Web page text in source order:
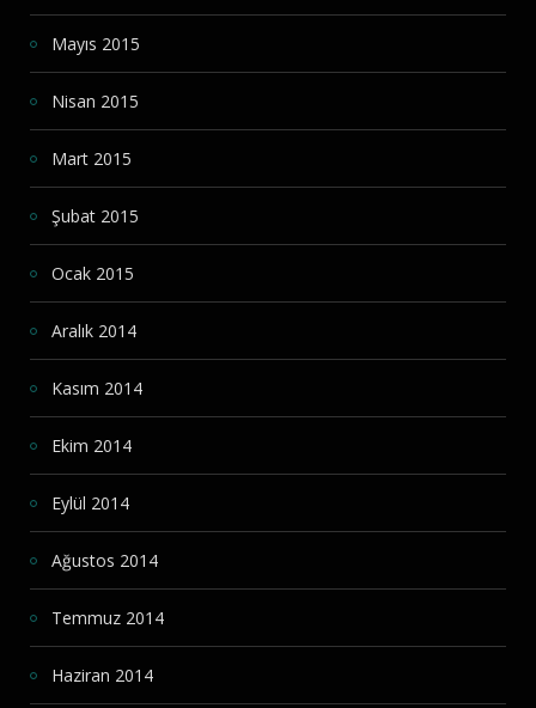
Mayıs 2015
Nisan 2015
Mart 2015
Şubat 2015
Ocak 2015
Aralık 2014
Kasım 2014
Ekim 2014
Eylül 2014
Ağustos 2014
Temmuz 2014
Haziran 2014